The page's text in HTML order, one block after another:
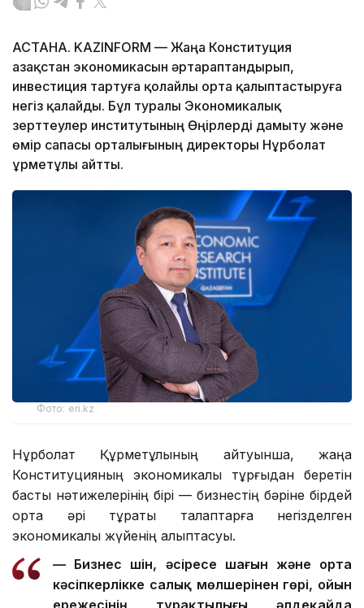
АСТАНА. KAZINFORM — Жаңа Конституция
Қазақстан экономикасын әртараптандырып,
инвестиция тартуға қолайлы орта қалыптастыруға
негіз қалайды. Бұл туралы Экономикалық
зерттеулер институтының Өңірлерді дамыту және
өмір сапасы орталығының директоры Нұрболат
Құрметұлы айтты.
Фото: eri.kz
Нұрболат Құрметұлының айтуынша, жаңа
Конституцияның экономикалық тұрғыдан беретін
басты нәтижелерінің бірі — бизнестің бәріне бірдей
ортақ әрі тұрақты талаптарға негізделген
экономикалық жүйенің қалыптасуы.
— Бизнес үшін, әсіресе шағын және орта
кәсіпкерлікке салық мөлшерінен гөрі, ойын
ережесінің тұрақтылығы әлдеқайда